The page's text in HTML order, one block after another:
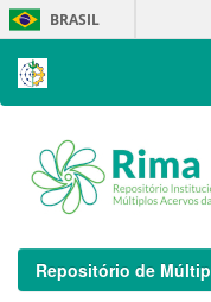
Skip
navigation
BRASIL
Repositório de